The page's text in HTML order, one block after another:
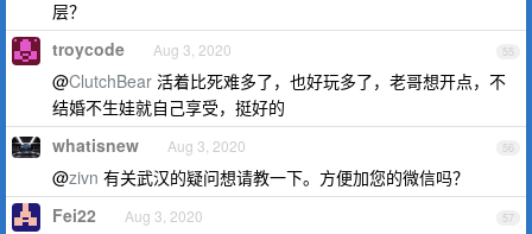
层？
55
troycode Aug 3, 2020
@ClutchBear 活着比死难多了，也好玩多了，老哥想开点，不
结婚不生娃就自己享受，挺好的
56
whatisnew Aug 3, 2020
@zivn 有关武汉的疑问想请教一下。方便加您的微信吗？
57
Fei22 Aug 3, 2020